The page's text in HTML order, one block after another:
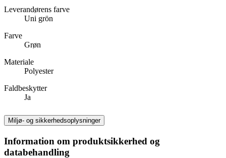
Leverandørens farve
Uni grön
Farve
Grøn
Materiale
Polyester
Faldbeskytter
Ja
Miljø- og sikkerhedsoplysninger
Information om produktsikkerhed og
databehandling